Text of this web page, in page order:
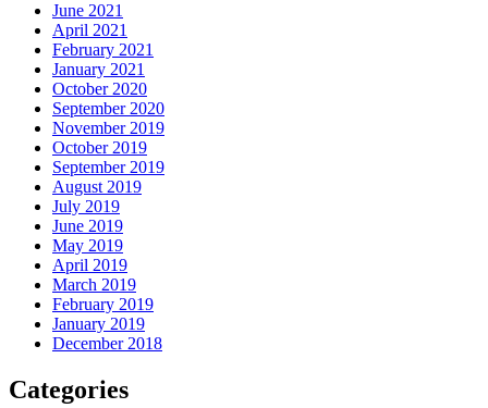
June 2021
April 2021
February 2021
January 2021
October 2020
September 2020
November 2019
October 2019
September 2019
August 2019
July 2019
June 2019
May 2019
April 2019
March 2019
February 2019
January 2019
December 2018
Categories